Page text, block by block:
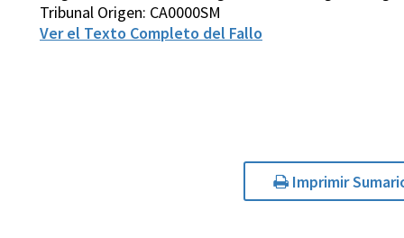
Tribunal Origen: CA0000SM
Ver el Texto Completo del Fallo
Imprimir